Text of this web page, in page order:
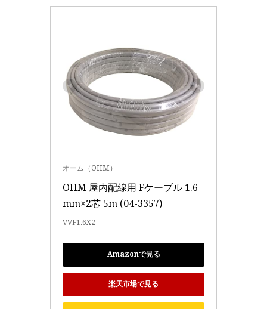
オーム（OHM）
OHM 屋内配線用 Fケーブル 1.6
mm×2芯 5m (04-3357)
VVF1.6X2
Amazonで見る
楽天市場で見る